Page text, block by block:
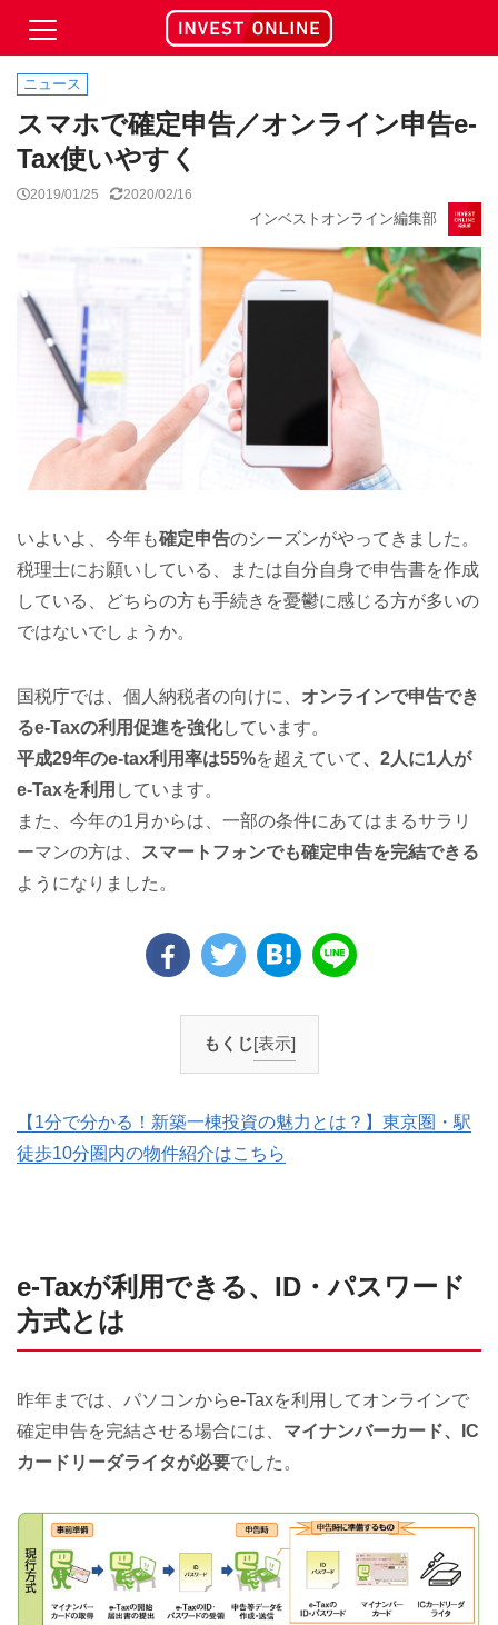
ニュース
スマホで確定申告／オンライン申告e-
Tax使いやすく
2019/01/25 2020/02/16
インベストオンライン編集部
いよいよ、今年も確定申告のシーズンがやってきました。
税理士にお願いしている、または自分自身で申告書を作成
している、どちらの方も手続きを憂鬱に感じる方が多いの
ではないでしょうか。
国税庁では、個人納税者の向けに、 オンラインで申告でき
るe-Taxの利用促進を強化しています。
平成29年のe-tax利用率は55%を超えていて、2人に1人が
e-Taxを利用 しています。
また、今年の1月からは、一部の条件にあてはまるサラリ
ーマンの方は、
スマートフォンでも確定申告を完結できる
ようになりました。
もくじ[表示]
【1分で分かる！新築一棟投資の魅力とは？】東京圏・駅
徒歩10分圏内の物件紹介はこちら
e-Taxが利用できる、ID・パスワード
方式とは
昨年までは、パソコンからe-Taxを利用してオンラインで
確定申告を完結させる場合には、 マイナンバーカード、IC
カードリーダライタが必要でした。